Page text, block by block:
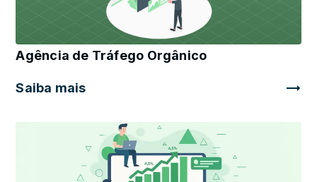
Agência de Tráfego Orgânico
Saiba mais